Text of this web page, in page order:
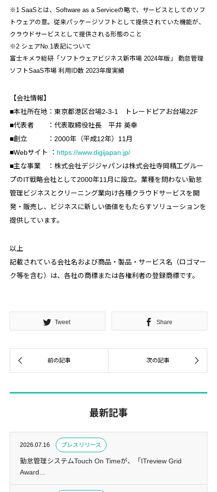
※1 SaaSとは、Software as a Serviceの略で、サービスとしてのソフ
トウェアの意。従来パッケージソフトとして提供されていた機能が、
クラウドサービスとして提供される形態のこと
※2 シェアNo.1表記について
富士キメラ総研「ソフトウェアビジネス新市場 2024年版」 勤怠管理
ソフトSaaS市場 利用ID数 2023年度実績
【会社情報】
■本社所在地：東京都港区台場2-3-1 トレードピアお台場22F
■代表者 ：代表取締役社長 平井 英幸
■創立 ：2000年（平成12年）11月
■Webサイト ： https://www.digijapan.jp/
■主な事業 ：株式会社デジジャパンは株式会社寺岡精工グルー
プのIT戦略会社として2000年11月に設立。業種を問わない勤怠
管理ビジネスとクリーニング業向け各種クラウドサービスを開
発・販売し、ビジネスに新しい価値をもたらすソリューションを
提供しています。
以上
記載されている会社名および商品・製品・サービス名（ロゴマー
ク等を含む）は、各社の商標または各権利者の登録商標です。
Tweet Share
最新記事
2026.07.16 プレスリリース
勤怠管理システムTouch On Timeが、「ITreview Grid
Award...